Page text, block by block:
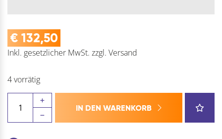
€ 132,50
Inkl. gesetzlicher MwSt. zzgl. Versand
4 vorrätig
Gurtabroller
mit
IN DEN WARENKORB